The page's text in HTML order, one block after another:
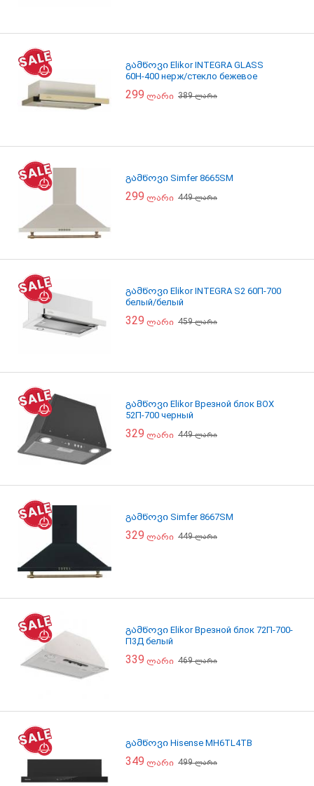
გამწოვი Elikor INTEGRA GLASS
60Н-400 нерж/стекло бежевое
299 ლარი 389ლარი
გამწოვი Simfer 8665SM
299 ლარი 449ლარი
გამწოვი Elikor INTEGRA S2 60П-700
белый/белый
329 ლარი 459ლარი
გამწოვი Elikor Врезной блок BOX
52П-700 черный
329 ლარი 449ლარი
გამწოვი Simfer 8667SM
329 ლარი 449ლარი
გამწოვი Elikor Врезной блок 72П-700-
П3Д белый
339 ლარი 469ლარი
გამწოვი Hisense MH6TL4TB
349 ლარი 499ლარი